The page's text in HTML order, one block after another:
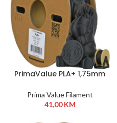
PrimaValue PLA+ 1,75mm
Prima Value Filament
41,00KM